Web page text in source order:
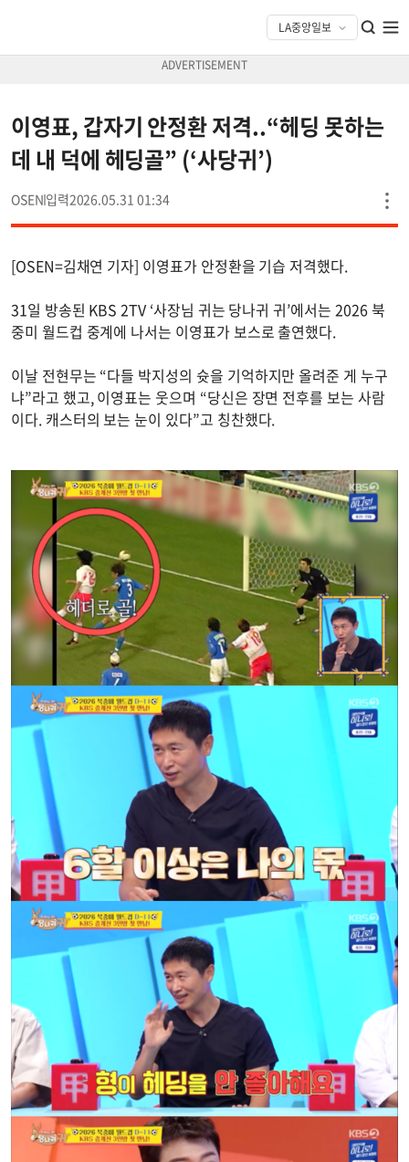
이영표, 갑자기 안정환 저격..“헤딩 못하는
데 내 덕에 헤딩골” (‘사당귀’)
OSEN 2026.05.31 01:34
[OSEN=김채연 기자] 이영표가 안정환을 기습 저격했다.
31일 방송된 KBS 2TV ‘사장님 귀는 당나귀 귀’에서는 2026 북
중미 월드컵 중계에 나서는 이영표가 보스로 출연했다.
이날 전현무는 “다들 박지성의 슛을 기억하지만 올려준 게 누구
냐”라고 했고, 이영표는 웃으며 “당신은 장면 전후를 보는 사람
이다. 캐스터의 보는 눈이 있다”고 칭찬했다.